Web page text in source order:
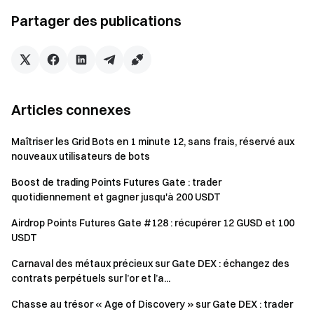
Pendant l’événement, si votre volume de trading CFD total
opération CFD après inscription se solde par une perte,
vous bénéficierez d’un remboursement à 100 % de la perte,
de remboursement est de 50 000 USDT, attribuée en
inscription, jusqu’à épuisement.
Événement bonus : Challenge de trading CFD —
partagez une cagnotte supplémentaire de 800
Pendant l’événement, si votre volume de trading CFD total
est ≥ 120 000 USDT, vous serez éligible pour partager une
cagnotte de 100 000 USDT, répartie selon la part de chaque
récompense maximale par utilisateur est de 200 USDT.
Partager des publications
Articles connexes
Maîtriser les Grid Bots en 1 minute 12, sans frais, réservé aux
nouveaux utilisateurs de bots
Boost de trading Points Futures Gate : trader
quotidiennement et gagner jusqu'à 200 USDT
Airdrop Points Futures Gate #128 : récupérer 12 GUSD et 100
USDT
Carnaval des métaux précieux sur Gate DEX : échangez des
contrats perpétuels sur l’or et l’a...
Chasse au trésor « Age of Discovery » sur Gate DEX : trader